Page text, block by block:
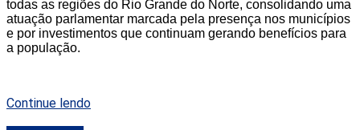
todas as regiões do Rio Grande do Norte, consolidando uma
atuação parlamentar marcada pela presença nos municípios
e por investimentos que continuam gerando benefícios para
a população.
Continue lendo